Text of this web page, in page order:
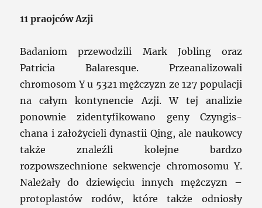
11 praojców Azji
Badaniom przewodzili Mark Jobling oraz
Patricia Balaresque. Przeanalizowali
chromosom Y u 5321 mężczyzn ze 127 populacji
na całym kontynencie Azji. W tej analizie
ponownie zidentyfikowano geny Czyngis-
chana i założycieli dynastii Qing, ale naukowcy
także znaleźli kolejne bardzo
rozpowszechnione sekwencje chromosomu Y.
Należały do dziewięciu innych mężczyzn –
protoplastów rodów, które także odniosły